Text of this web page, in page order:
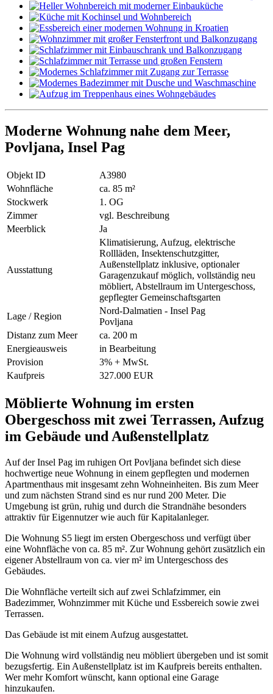
Moderne Wohnung nahe dem Meer,
Povljana, Insel Pag
Objekt ID
A3980
Wohnfläche
ca. 85 m²
Stockwerk
1. OG
Zimmer
vgl. Beschreibung
Meerblick
Ja
Ausstattung
Klimatisierung, Aufzug, elektrische
Rollläden, Insektenschutzgitter,
Außenstellplatz inklusive, optionaler
Garagenzukauf möglich, vollständig neu
möbliert, Abstellraum im Untergeschoss,
gepflegter Gemeinschaftsgarten
Lage / Region
Nord-Dalmatien - Insel Pag
Povljana
Distanz zum Meer
ca. 200 m
Energieausweis
in Bearbeitung
Provision
3% + MwSt.
Kaufpreis
327.000 EUR
Möblierte Wohnung im ersten
Obergeschoss mit zwei Terrassen, Aufzug
im Gebäude und Außenstellplatz
Auf der Insel Pag im ruhigen Ort Povljana befindet sich diese
hochwertige neue Wohnung in einem gepflegten und modernen
Apartmenthaus mit insgesamt zehn Wohneinheiten. Bis zum Meer
und zum nächsten Strand sind es nur rund 200 Meter. Die
Umgebung ist grün, ruhig und durch die Strandnähe besonders
attraktiv für Eigennutzer wie auch für Kapitalanleger.
Die Wohnung S5 liegt im ersten Obergeschoss und verfügt über
eine Wohnfläche von ca. 85 m². Zur Wohnung gehört zusätzlich ein
eigener Abstellraum von ca. vier m² im Untergeschoss des
Gebäudes.
Die Wohnfläche verteilt sich auf zwei Schlafzimmer, ein
Badezimmer, Wohnzimmer mit Küche und Essbereich sowie zwei
Terrassen.
Das Gebäude ist mit einem Aufzug ausgestattet.
Die Wohnung wird vollständig neu möbliert übergeben und ist somit
bezugsfertig. Ein Außenstellplatz ist im Kaufpreis bereits enthalten.
Wer mehr Komfort wünscht, kann optional eine Garage
hinzukaufen.